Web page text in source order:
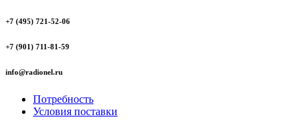
+7 (495) 721-52-06
+7 (901) 711-81-59
info@radionel.ru
Потребность
Условия поставки